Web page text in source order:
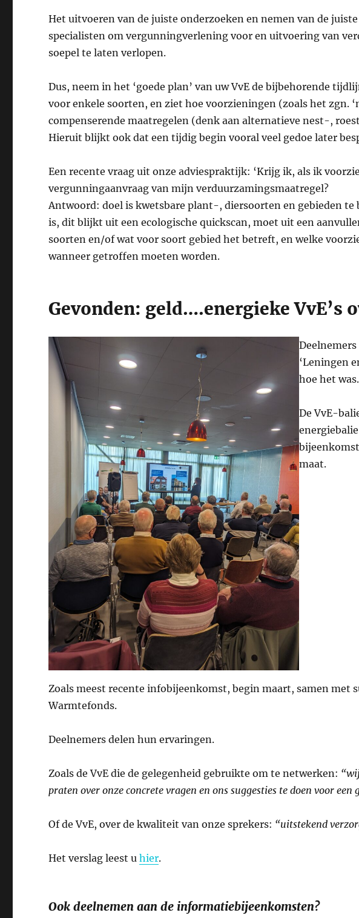
Het uitvoeren van de juiste onderzoeken en nemen van de
specialisten om vergunningverlening voor en uitvoering van
soepel te laten verlopen.
Dus, neem in het ‘goede plan’ van uw VvE de bijbehorende
voor enkele soorten, en ziet hoe voorzieningen (zoals het zgn.
compenserende maatregelen (denk aan alternatieve nest-,
Hieruit blijkt ook dat een tijdig begin vooral veel gedoe later
Een recente vraag uit onze adviespraktijk: ‘Krijg ik, als ik
vergunningaanvraag van mijn verduurzamingsmaatregel?
Antwoord: doel is kwetsbare plant-, diersoorten en gebieden te
is, dit blijkt uit een ecologische quickscan, moet uit een
soorten en/of wat voor soort gebied het betreft, en welke
wanneer getroffen moeten worden.
Gevonden: geld….energieke VvE’s
‘Leningen
hoe het was.
De VvE-
maat.
Zoals meest recente infobijeenkomst, begin maart, samen met
Warmtefonds.
Deelnemers delen hun ervaringen.
Zoals de VvE die de gelegenheid gebruikte om te netwerken:
praten over onze concrete vragen en ons suggesties te doen voor een
Of de VvE, over de kwaliteit van onze sprekers: “uitstekend
Het verslag leest uhier.
Ook deelnemen aan de informatiebijeenkomsten?